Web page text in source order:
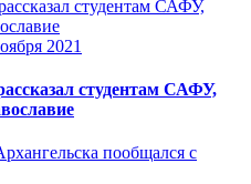
2021
студентам САФУ,
пообщался с